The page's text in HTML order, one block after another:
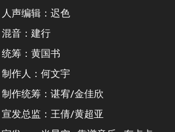
人声编辑：迟色
混音：建行
统筹：黄国书
制作人：何文宇
制作统筹：谌宥/金佳欣
宣发总监：王倩/黄超亚